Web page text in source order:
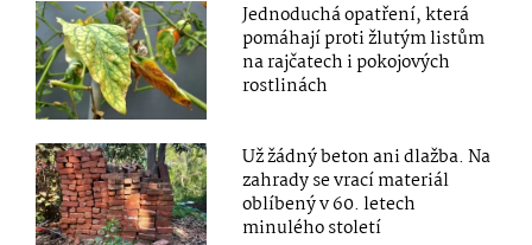
Jednoduchá opatření, která
pomáhají proti žlutým listům
na rajčatech i pokojových
rostlinách
Už žádný beton ani dlažba. Na
zahrady se vrací materiál
oblíbený v 60. letech
minulého století